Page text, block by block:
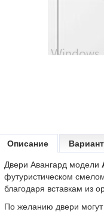
Описание
Двери Авангард модели
футуристическом
благодаря вставкам из
По желанию двери